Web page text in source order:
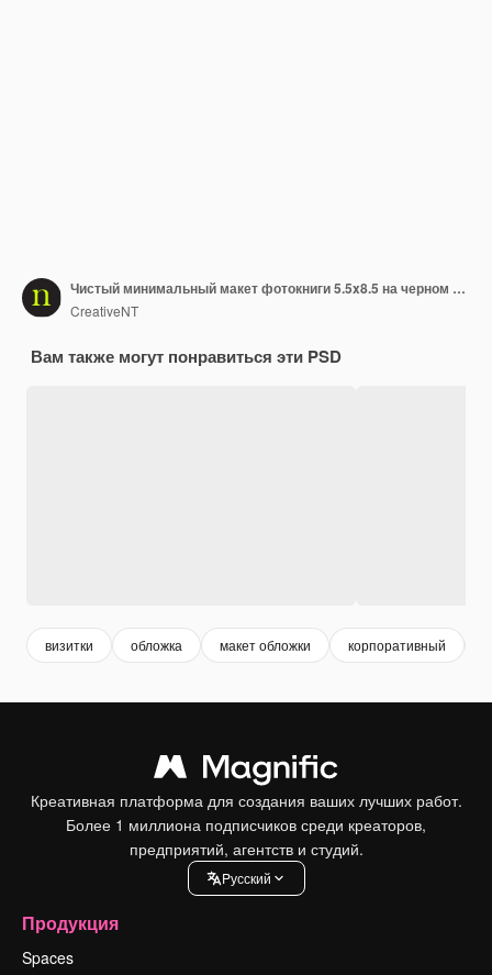
Чистый минимальный макет фотокниги 5.5x8.5 на черном камне с растениями и фоном. PSD файл.
CreativeNT
Вам также могут понравиться эти PSD
визитки обложка макет обложки корпоративный
Креативная платформа для создания ваших лучших работ.
Более 1 миллиона подписчиков среди креаторов,
предприятий, агентств и студий.
Pусский
Продукция
Spaces